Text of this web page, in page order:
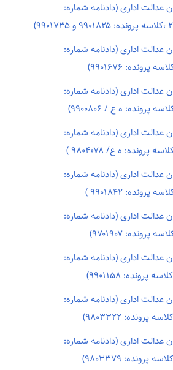
اداری (دادنامه شماره:
اداری (دادنامه شماره:
اداری (دادنامه شماره:
اداری (دادنامه شماره:
اداری (دادنامه شماره:
اداری (دادنامه شماره:
اداری (دادنامه شماره:
اداری (دادنامه شماره:
اداری (دادنامه شماره: